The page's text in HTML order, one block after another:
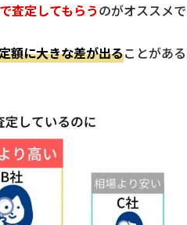
査定してもらうのがオススメで
額に大きな差が出ることがある